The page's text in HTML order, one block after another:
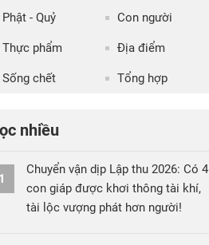
Phật - Quỷ Con người
Thực phẩm Địa điểm
Sống chết Tổng hợp
nhiều
Chuyển vận dịp Lập thu 2026: Có 4
con giáp được khơi thông tài khí,
tài lộc vượng phát hơn người!